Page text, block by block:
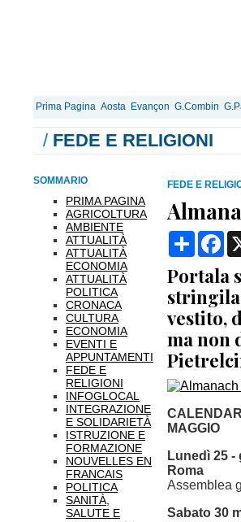
Prima Pagina Aosta Evançon G.Combin
/ FEDE E RELIGIONI
SOMMARIO
PRIMA PAGINA
AGRICOLTURA
AMBIENTE
ATTUALITÀ
ATTUALITÀ
ECONOMIA
ATTUALITÀ
POLITICA
CRONACA
CULTURA
ECONOMIA
EVENTI E
APPUNTAMENTI
FEDE E
RELIGIONI
INFOGLOCAL
INTEGRAZIONE
E SOLIDARIETÀ
ISTRUZIONE E
FORMAZIONE
NOUVELLES EN
FRANCAIS
POLITICA
SANITÀ,
SALUTE E
FEDE E
Portala
stringila
vestito,
ma non
MAGGIO
Lunedì 25
Roma
Assemblea
Sabato 30